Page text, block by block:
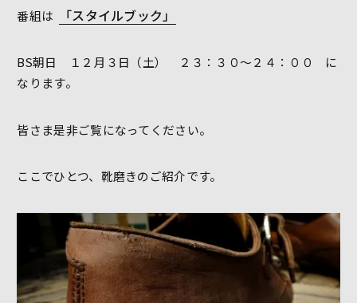
番組は 「スタイルブック」
BS朝日 １２月３日（土） ２３：３０～２４：００ に
なります。
皆さま是非ご覧になってください。
ここでひとつ、靴磨きのご紹介です。